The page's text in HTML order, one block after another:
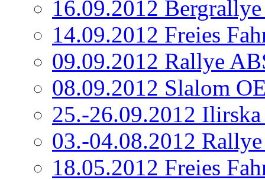
16.09.2012
14.09.2012 Freies
09.09.2012 Rallye
08.09.2012 Slalom
25.-26.09.2012
03.-04.08.2012
18.05.2012 Freies